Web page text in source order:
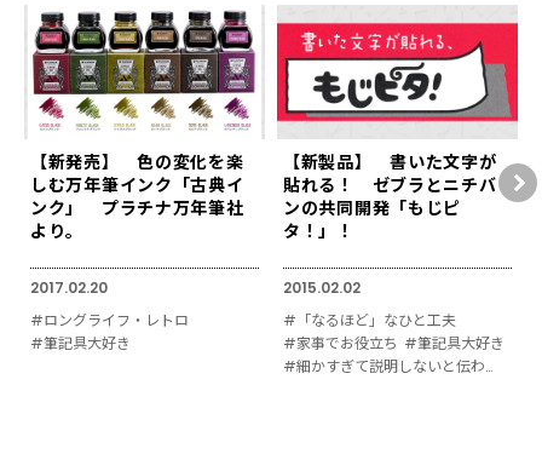
【新発売】 色の変化を楽
しむ万年筆インク「古典イ
ンク」 プラチナ万年筆社
より。
2017.02.20
#ロングライフ・レトロ
#筆記具大好き
【新製品】 書いた文字が
貼れる！ ゼブラとニチバ
ンの共同開発「もじピ
タ！」！
2015.02.02
#「なるほど」なひと工夫
#家事でお役立ち #筆記具大好き
#細かすぎて説明しないと伝わりにくい